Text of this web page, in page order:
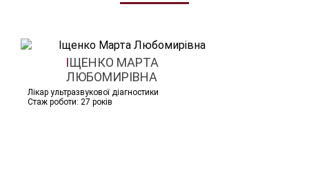
ІЩЕНКО МАРТА
ЛЮБОМИРІВНА
Лікар ультразвукової діагностики
Стаж роботи: 27 років